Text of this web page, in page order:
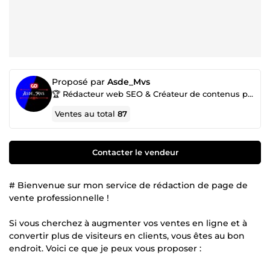
Proposé par Asde_Mvs
🏆 Rédacteur web SEO & Créateur de contenus professionnels
Ventes au total87
Contacter le vendeur
# Bienvenue sur mon service de rédaction de page de
vente professionnelle !
Si vous cherchez à augmenter vos ventes en ligne et à
convertir plus de visiteurs en clients, vous êtes au bon
endroit. Voici ce que je peux vous proposer :